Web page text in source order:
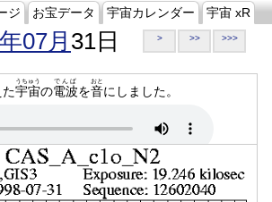
ジ お宝データ 宇宙カレンダー 宇宙 xR
07月 31日 > >> >>>
た宇宙
うちゅう
の電波
でんぱ
を音
おと
にしました。